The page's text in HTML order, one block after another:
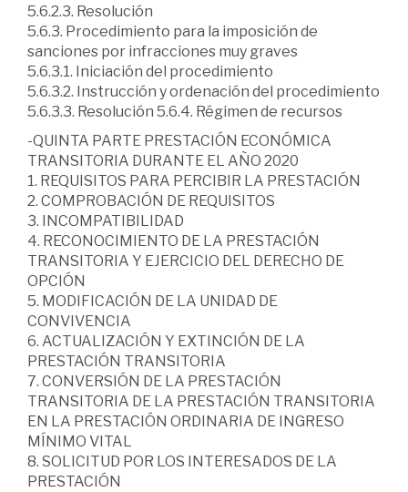
5.6.2.3. Resolución
5.6.3. Procedimiento para la imposición de
sanciones por infracciones muy graves
5.6.3.1. Iniciación del procedimiento
5.6.3.2. Instrucción y ordenación del procedimiento
5.6.3.3. Resolución 5.6.4. Régimen de recursos
-QUINTA PARTE PRESTACIÓN ECONÓMICA
TRANSITORIA DURANTE EL AÑO 2020
1. REQUISITOS PARA PERCIBIR LA PRESTACIÓN
2. COMPROBACIÓN DE REQUISITOS
3. INCOMPATIBILIDAD
4. RECONOCIMIENTO DE LA PRESTACIÓN
TRANSITORIA Y EJERCICIO DEL DERECHO DE
OPCIÓN
5. MODIFICACIÓN DE LA UNIDAD DE
CONVIVENCIA
6. ACTUALIZACIÓN Y EXTINCIÓN DE LA
PRESTACIÓN TRANSITORIA
7. CONVERSIÓN DE LA PRESTACIÓN
TRANSITORIA DE LA PRESTACIÓN TRANSITORIA
EN LA PRESTACIÓN ORDINARIA DE INGRESO
MÍNIMO VITAL
8. SOLICITUD POR LOS INTERESADOS DE LA
PRESTACIÓN